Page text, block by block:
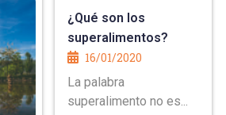
¿Qué son los
superalimentos?
16/01/2020
La palabra
superalimento no es...